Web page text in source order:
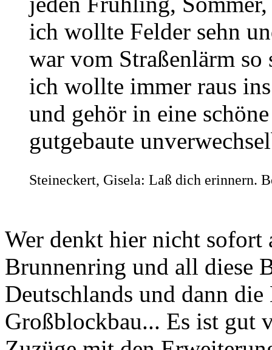
ich wollte Felder sehn
war vom Straßenlärm so
ich wollte immer raus
und gehör in eine schöne
gutgebaute
Steineckert, Gisela: Laß dich erinnern.
Wer denkt hier nicht sofort
Brunnenring und all diese
Deutschlands und dann
Großblockbau... Es ist gut